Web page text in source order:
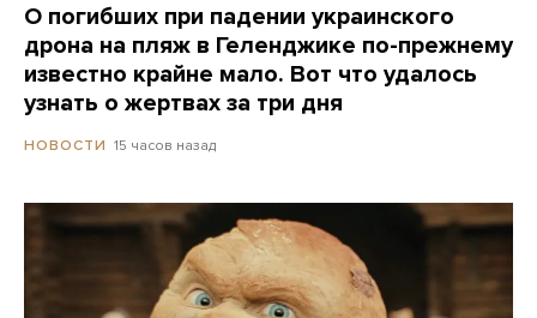
О погибших при падении украинского
дрона на пляж в Геленджике по-прежнему
известно крайне мало. Вот что удалось
узнать о жертвах за три дня
НОВОСТИ 15 часов назад